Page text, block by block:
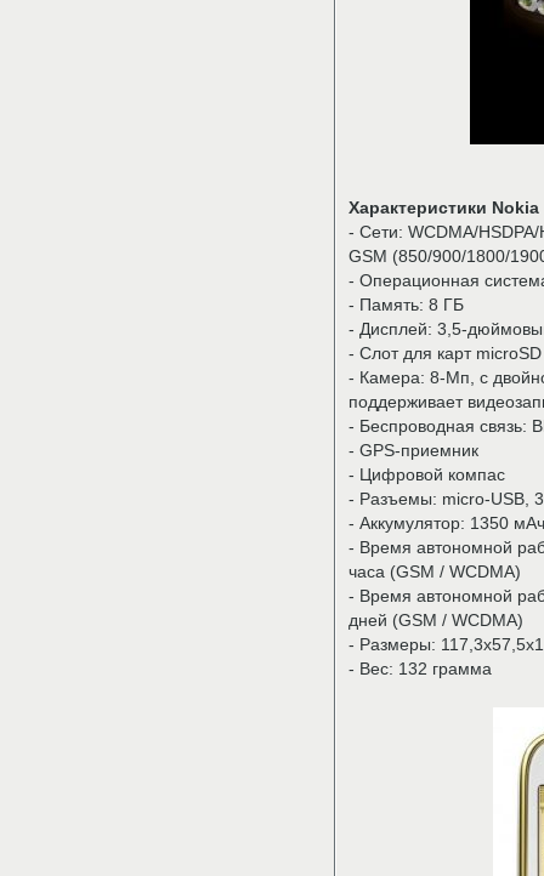
Характеристики Nokia
- Сети: WCDMA/
GSM (850/900/1800/
- Операционная
- Память: 8 ГБ
- Дисплей: 3,5-
- Слот для карт microSD
- Камера: 8-Мп, с
поддерживает
- Беспроводная связь:
- GPS-приемник
- Цифровой компас
- Разъемы: micro-USB,
- Аккумулятор: 1350 мАч
- Время автономной
часа (GSM / WCDMA)
- Время автономной
дней (GSM / WCDMA)
- Размеры:
- Вес: 132 грамма